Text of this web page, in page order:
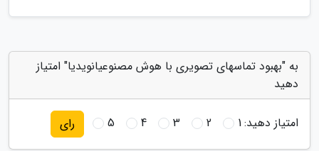
به "بهبود تماسهای تصویری با هوش مصنوعیانویدیا" امتیاز
دهید
امتیاز دهید:1
2
3
4
5 رای